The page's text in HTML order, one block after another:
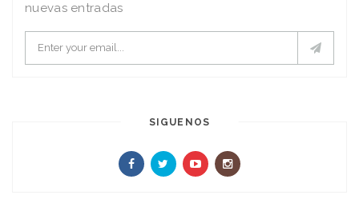
nuevas entradas
SIGUENOS